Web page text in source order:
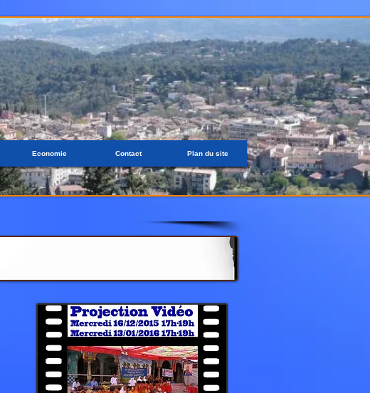
Economie Contact Plan du site